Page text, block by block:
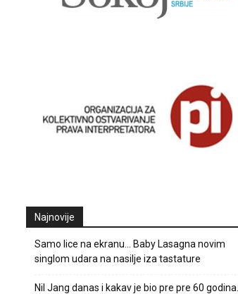
Najnovije
Samo lice na ekranu… Baby Lasagna novim
singlom udara na nasilje iza tastature
Nil Jang danas i kakav je bio pre pre 60 godina…